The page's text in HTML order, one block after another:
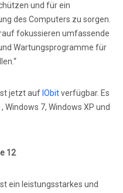
und für ein
des Computers zu sorgen.
fokussieren umfassende
Wartungsprogramme für
jetzt auf IObitverfügbar. Es
Windows 7, Windows XP und
12
ein leistungsstarkes und